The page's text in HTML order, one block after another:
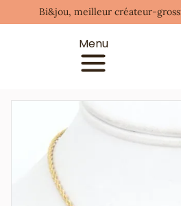
Bi&jou, meilleur créateur-
Menu